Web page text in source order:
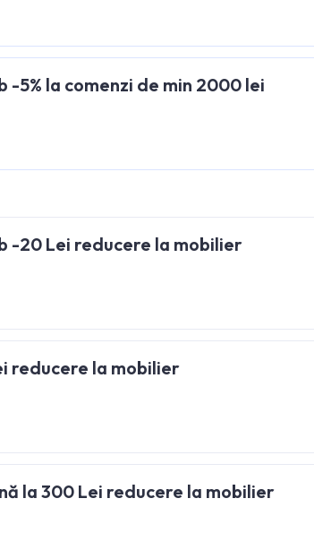
-5% la comenzi de min 2000 lei
-20 Lei reducere la mobilier
reducere la mobilier
la 300 Lei reducere la mobilier